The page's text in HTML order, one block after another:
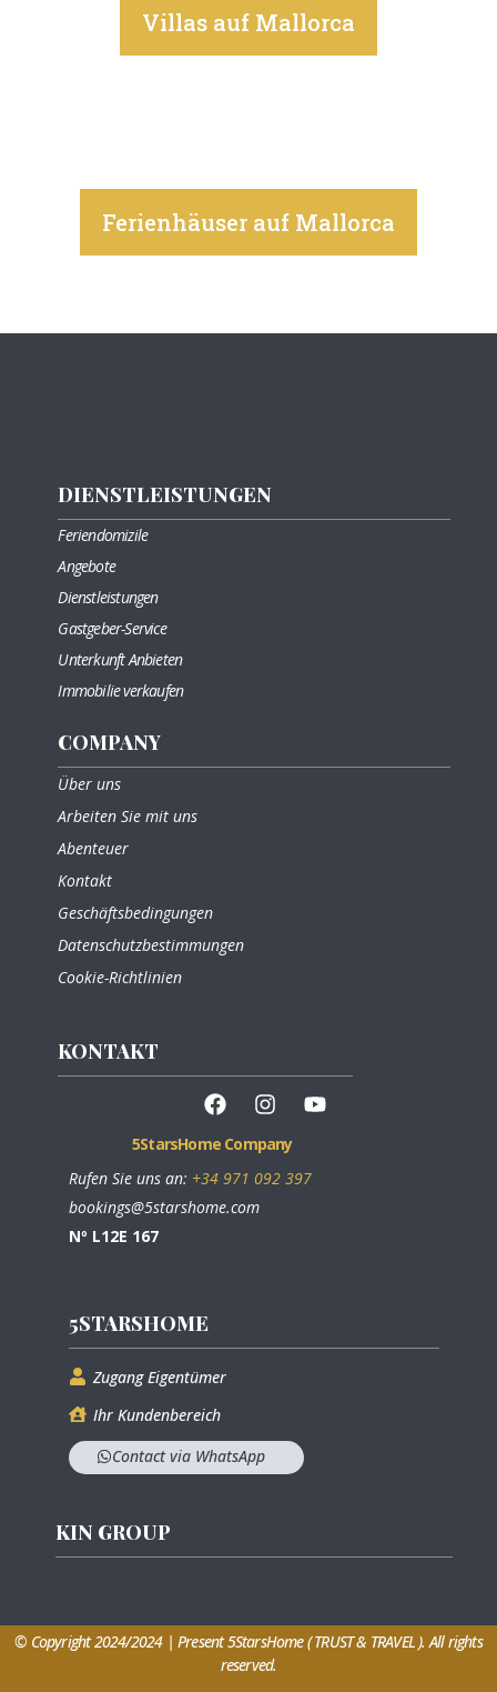
Villas auf Mallorca
Ferienhäuser auf Mallorca
DIENSTLEISTUNGEN
Feriendomizile
Angebote
Dienstleistungen
Gastgeber-Service
Unterkunft Anbieten
Immobilie verkaufen
COMPANY
Über uns
Arbeiten Sie mit uns
Abenteuer
Kontakt
Geschäftsbedingungen
Datenschutzbestimmungen
Cookie-Richtlinien
KONTAKT
5StarsHome Company
Rufen Sie uns an: +34 971 092 397
bookings@5starshome.com
Nº L12E 167
5STARSHOME
Contact via WhatsApp
Zugang Eigentümer
Ihr Kundenbereich
KIN GROUP
© Copyright 2024/2024 | Present 5StarsHome ( TRUST & TRAVEL ). All rights
reserved.